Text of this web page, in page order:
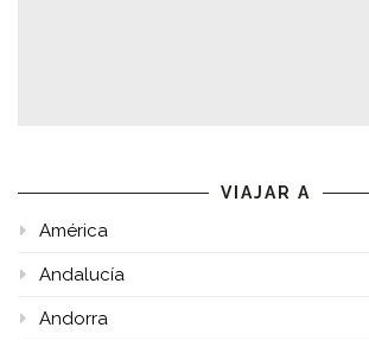
VIAJAR A
América
Andalucía
Andorra